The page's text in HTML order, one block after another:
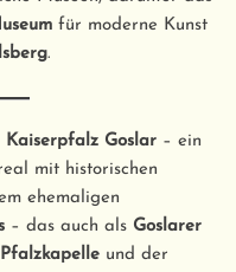
für moderne Kunst
.
Kaiserpfalz Goslar– ein
mit historischen
ehemaligen
– das auch als Goslarer
Pfalzkapelle und der